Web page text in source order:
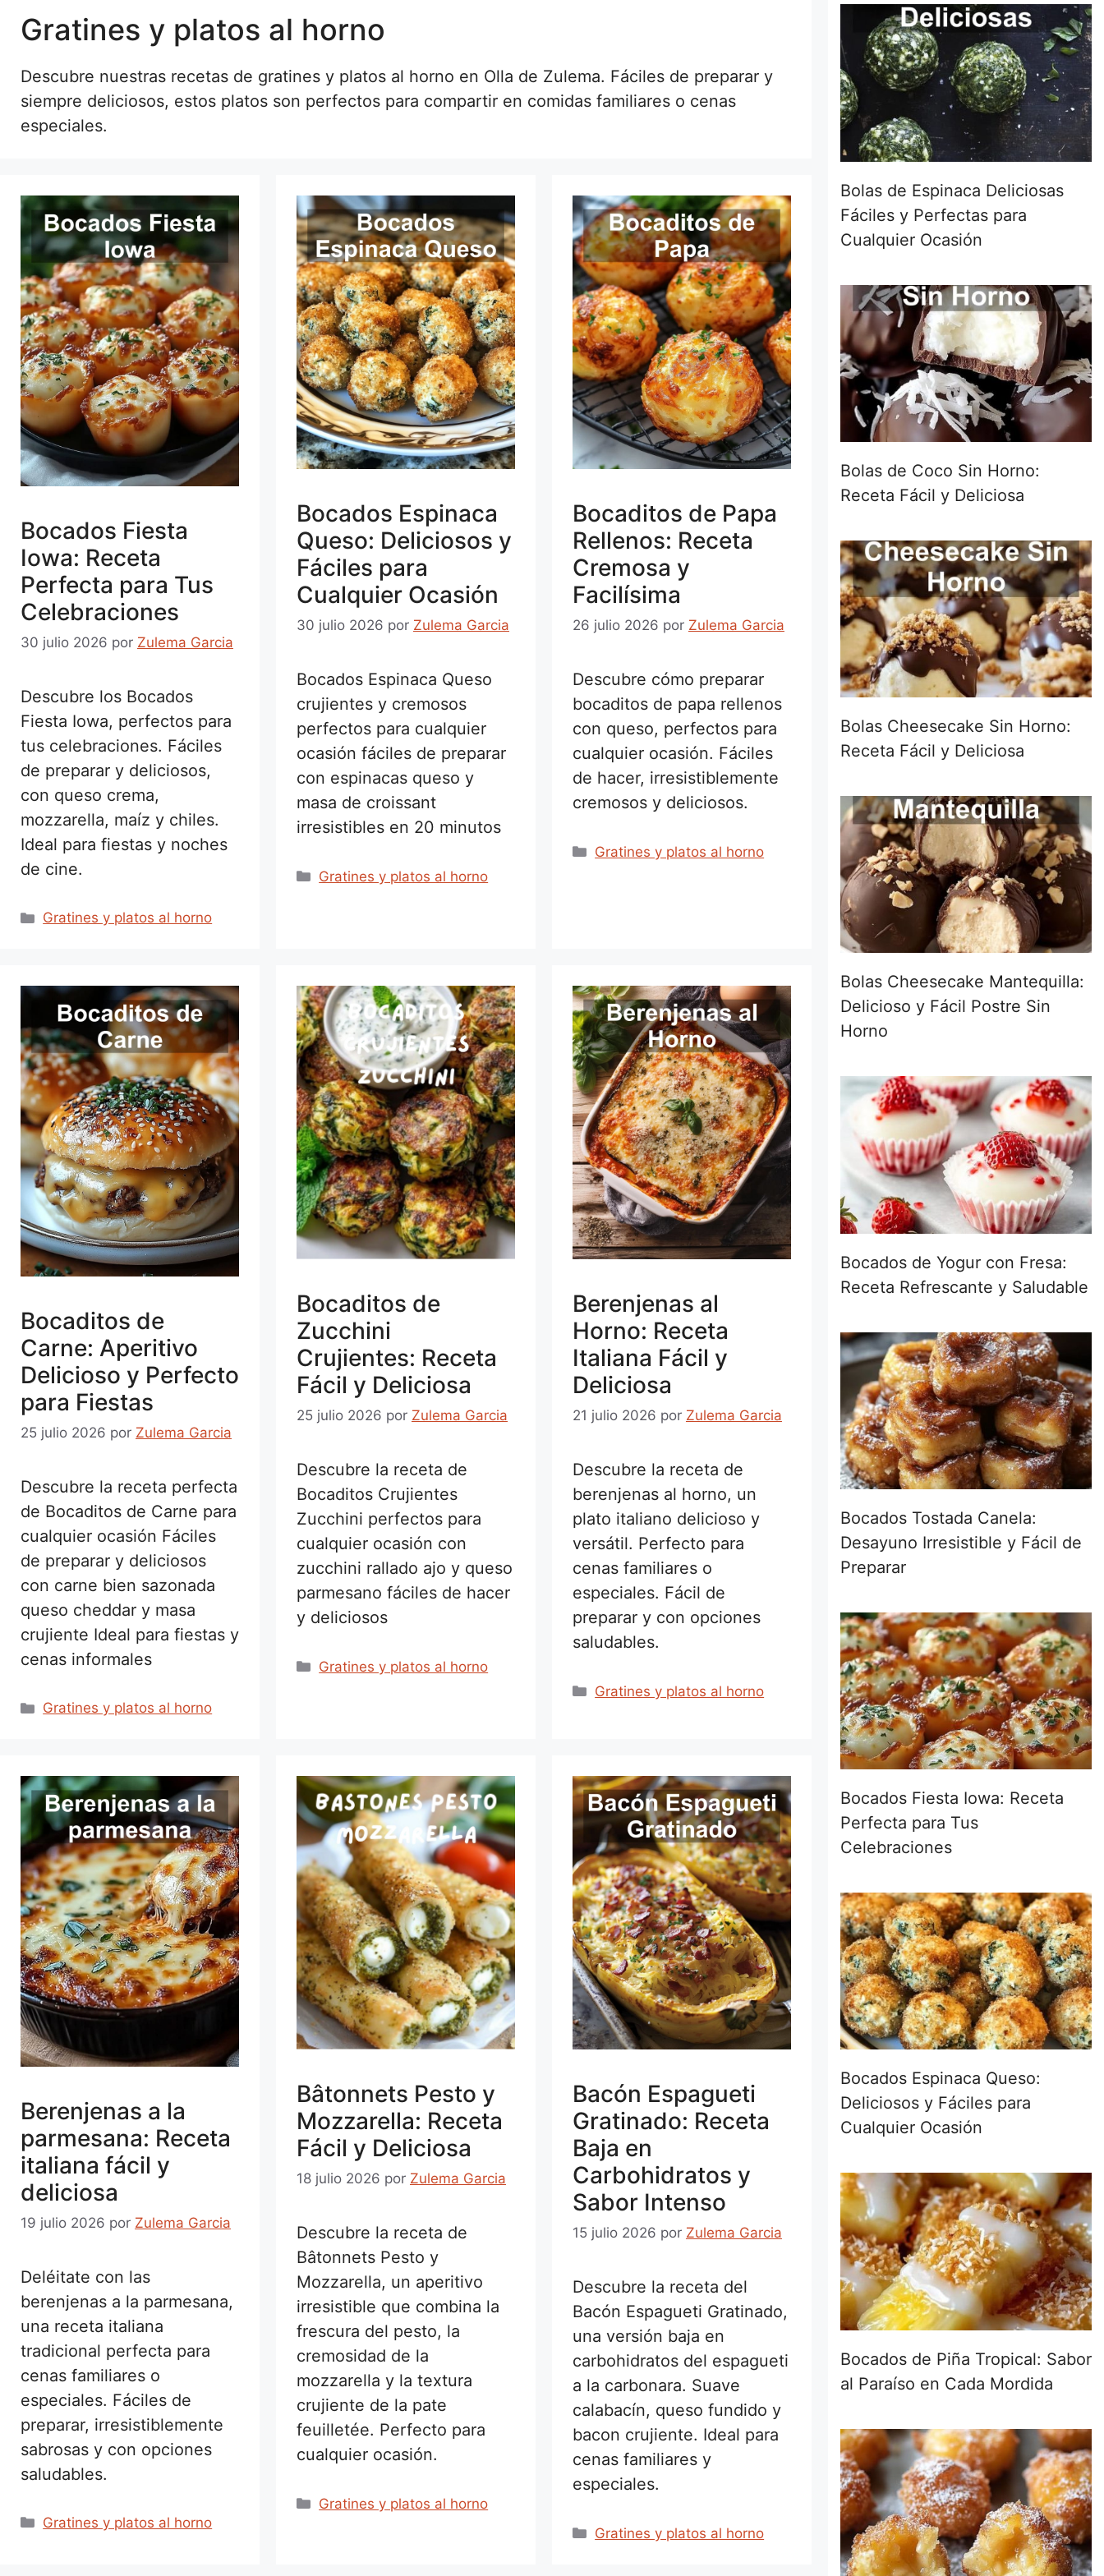
Gratines y platos al horno
Descubre nuestras recetas de gratines y platos al horno en Olla de Zulema. Fáciles de preparar y
siempre deliciosos, estos platos son perfectos para compartir en comidas familiares o cenas
especiales.
Bocados Fiesta
Iowa: Receta
Perfecta para Tus
Celebraciones
30 julio 2026 por Zulema Garcia
Descubre los Bocados
Fiesta Iowa, perfectos para
tus celebraciones. Fáciles
de preparar y deliciosos,
con queso crema,
mozzarella, maíz y chiles.
Ideal para fiestas y noches
de cine.
Categorías
Gratines y platos al horno
Bocados Espinaca
Queso: Deliciosos y
Fáciles para
Cualquier Ocasión
30 julio 2026 por Zulema Garcia
Bocados Espinaca Queso
crujientes y cremosos
perfectos para cualquier
ocasión fáciles de preparar
con espinacas queso y
masa de croissant
irresistibles en 20 minutos
Categorías
Gratines y platos al horno
Bocaditos de Papa
Rellenos: Receta
Cremosa y
Facilísima
26 julio 2026 por Zulema Garcia
Descubre cómo preparar
bocaditos de papa rellenos
con queso, perfectos para
cualquier ocasión. Fáciles
de hacer, irresistiblemente
cremosos y deliciosos.
Categorías
Gratines y platos al horno
Bocaditos de
Carne: Aperitivo
Delicioso y Perfecto
para Fiestas
25 julio 2026 por Zulema Garcia
Descubre la receta perfecta
de Bocaditos de Carne para
cualquier ocasión Fáciles
de preparar y deliciosos
con carne bien sazonada
queso cheddar y masa
crujiente Ideal para fiestas y
cenas informales
Categorías
Gratines y platos al horno
Bocaditos de
Zucchini
Crujientes: Receta
Fácil y Deliciosa
25 julio 2026 por Zulema Garcia
Descubre la receta de
Bocaditos Crujientes
Zucchini perfectos para
cualquier ocasión con
zucchini rallado ajo y queso
parmesano fáciles de hacer
y deliciosos
Categorías
Gratines y platos al horno
Berenjenas al
Horno: Receta
Italiana Fácil y
Deliciosa
21 julio 2026 por Zulema Garcia
Descubre la receta de
berenjenas al horno, un
plato italiano delicioso y
versátil. Perfecto para
cenas familiares o
especiales. Fácil de
preparar y con opciones
saludables.
Categorías
Gratines y platos al horno
Berenjenas a la
parmesana: Receta
italiana fácil y
deliciosa
19 julio 2026 por Zulema Garcia
Deléitate con las
berenjenas a la parmesana,
una receta italiana
tradicional perfecta para
cenas familiares o
especiales. Fáciles de
preparar, irresistiblemente
sabrosas y con opciones
saludables.
Categorías
Gratines y platos al horno
Bâtonnets Pesto y
Mozzarella: Receta
Fácil y Deliciosa
18 julio 2026 por Zulema Garcia
Descubre la receta de
Bâtonnets Pesto y
Mozzarella, un aperitivo
irresistible que combina la
frescura del pesto, la
cremosidad de la
mozzarella y la textura
crujiente de la pate
feuilletée. Perfecto para
cualquier ocasión.
Categorías
Gratines y platos al horno
Bacón Espagueti
Gratinado: Receta
Baja en
Carbohidratos y
Sabor Intenso
15 julio 2026 por Zulema Garcia
Descubre la receta del
Bacón Espagueti Gratinado,
una versión baja en
carbohidratos del espagueti
a la carbonara. Suave
calabacín, queso fundido y
bacon crujiente. Ideal para
cenas familiares y
especiales.
Categorías
Gratines y platos al horno
Bolas de Espinaca Deliciosas
Fáciles y Perfectas para
Cualquier Ocasión
Bolas de Coco Sin Horno:
Receta Fácil y Deliciosa
Bolas Cheesecake Sin Horno:
Receta Fácil y Deliciosa
Bolas Cheesecake Mantequilla:
Delicioso y Fácil Postre Sin
Horno
Bocados de Yogur con Fresa:
Receta Refrescante y Saludable
Bocados Tostada Canela:
Desayuno Irresistible y Fácil de
Preparar
Bocados Fiesta Iowa: Receta
Perfecta para Tus
Celebraciones
Bocados Espinaca Queso:
Deliciosos y Fáciles para
Cualquier Ocasión
Bocados de Piña Tropical: Sabor
al Paraíso en Cada Mordida